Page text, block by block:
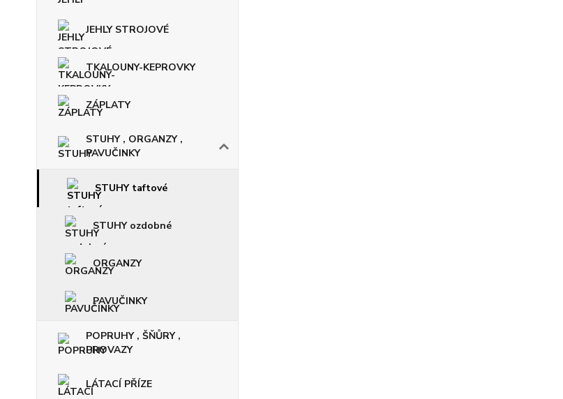
JEHLY STROJOVÉ
TKALOUNY-KEPROVKY
ZÁPLATY
STUHY , ORGANZY ,
PAVUČINKY
STUHY taftové
STUHY ozdobné
ORGANZY
PAVUČINKY
POPRUHY , ŠŇŮRY ,
PROVAZY
LÁTACÍ PŘÍZE